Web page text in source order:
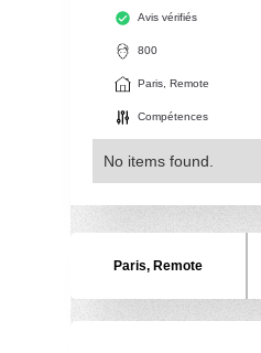
Avis vérifiés
800
Paris, Remote
Compétences
No items found.
Paris, Remote